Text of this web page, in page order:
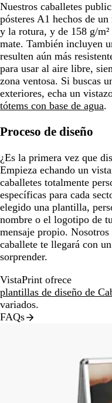
Nuestros caballetes
pósteres A1 hechos de
y la rotura, y de 158 g/
mate. También incluyen
resulten aún más
para usar al aire libre,
zona ventosa. Si buscas
exteriores, echa un
tótems con base de agua.
Proceso de diseño
¿Es la primera vez que
Empieza echando un
caballetes totalmente
específicas para cada
elegido una plantilla,
nombre o el logotipo de
mensaje propio.
caballete te llegará con
sorprender.
VistaPrint ofrece
plantillas de diseño de
variados.
FAQs